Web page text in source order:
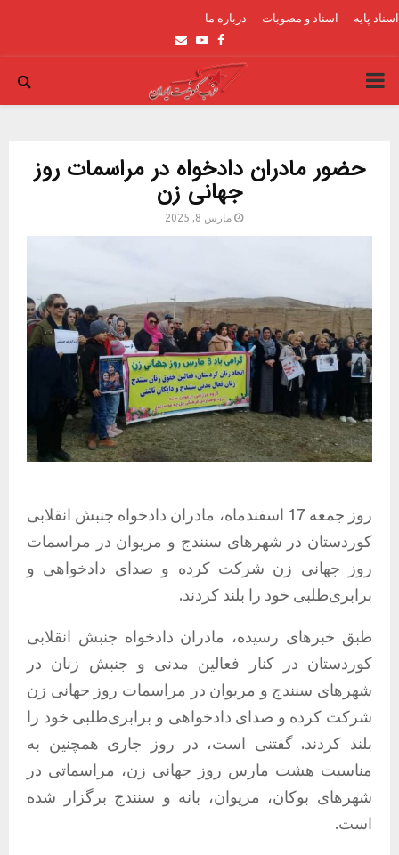
اسناد پایه اسناد و مصوبات درباره ما
Facebook
Youtube
Email
PRIMARY
حضور مادران دادخواه در مراسمات روز
جهانی زن
مارس 8, 2025
روز جمعه 17 اسفندماه، مادران دادخواه جنبش انقلابی
کوردستان در شهرهای سنندج و مریوان در مراسمات
روز جهانی زن شرکت کرده و صدای دادخواهی و
برابری‌طلبی خود را بلند کردند‌.
طبق خبرهای رسیده، مادران دادخواه جنبش انقلابی
کوردستان در کنار فعالین مدنی و جنبش زنان در
شهرهای سنندج و مریوان در مراسمات روز جهانی زن
شرکت کرده و صدای دادخواهی و برابری‌طلبی خود را
بلند کردند‌. گفتنی است، در روز جاری همچنین به
مناسبت هشت مارس روز جهانی زن، مراسماتی در
شهرهای بوکان، مریوان، بانه و سنندج برگزار شده
است.